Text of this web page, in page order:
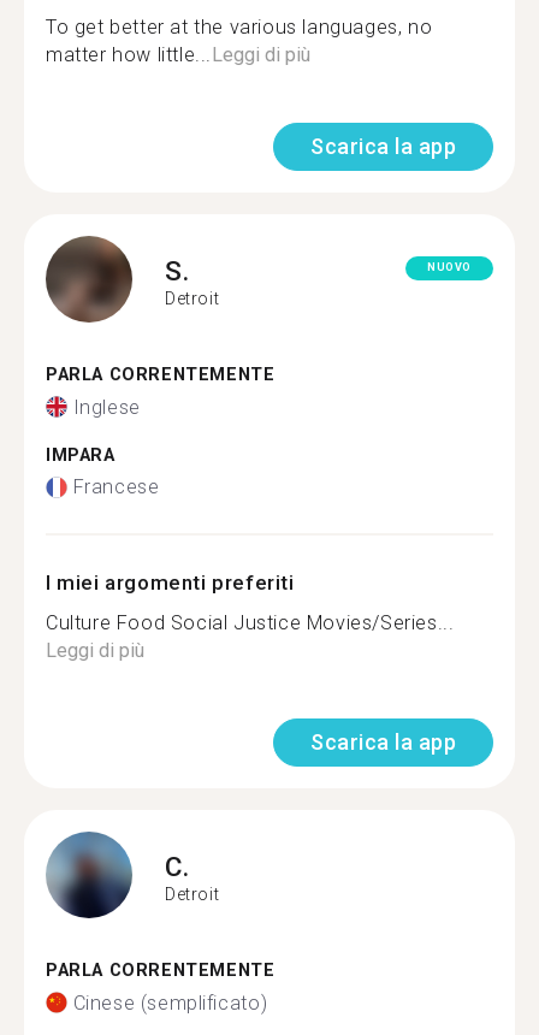
To get better at the various languages, no
matter how little...Leggi di più
Scarica la app
S.
Detroit
NUOVO
PARLA CORRENTEMENTE
Inglese
IMPARA
Francese
I miei argomenti preferiti
Culture Food Social Justice Movies/Series...
Leggi di più
Scarica la app
C.
Detroit
PARLA CORRENTEMENTE
Cinese (semplificato)